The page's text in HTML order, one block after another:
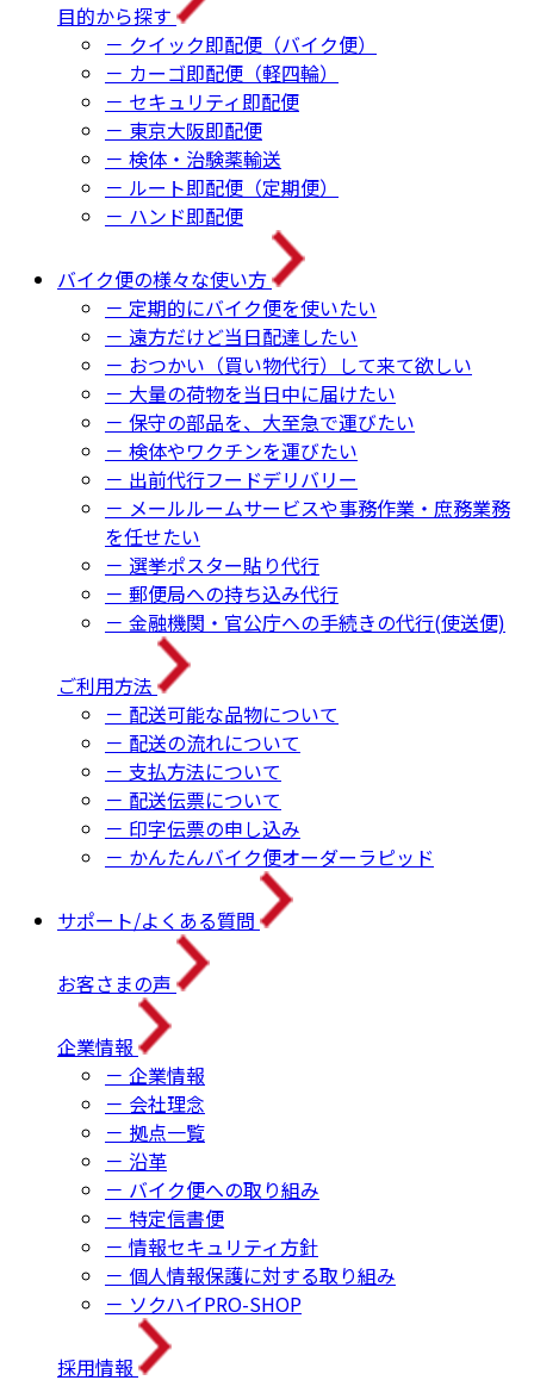
目的から探す
－ クイック即配便（バイク便）
－ カーゴ即配便（軽四輪）
－ セキュリティ即配便
－ 東京大阪即配便
－ 検体・治験薬輸送
－ ルート即配便（定期便）
－ ハンド即配便
バイク便の様々な使い方
－ 定期的にバイク便を使いたい
－ 遠方だけど当日配達したい
－ おつかい（買い物代行）して来て欲しい
－ 大量の荷物を当日中に届けたい
－ 保守の部品を、大至急で運びたい
－ 検体やワクチンを運びたい
－ 出前代行フードデリバリー
－ メールルームサービスや事務作業・庶務業務
を任せたい
－ 選挙ポスター貼り代行
－ 郵便局への持ち込み代行
－ 金融機関・官公庁への手続きの代行(使送便)
ご利用方法
－ 配送可能な品物について
－ 配送の流れについて
－ 支払方法について
－ 配送伝票について
－ 印字伝票の申し込み
－ かんたんバイク便オーダーラピッド
サポート/よくある質問
お客さまの声
企業情報
－ 企業情報
－ 会社理念
－ 拠点一覧
－ 沿革
－ バイク便への取り組み
－ 特定信書便
－ 情報セキュリティ方針
－ 個人情報保護に対する取り組み
－ ソクハイPRO-SHOP
採用情報